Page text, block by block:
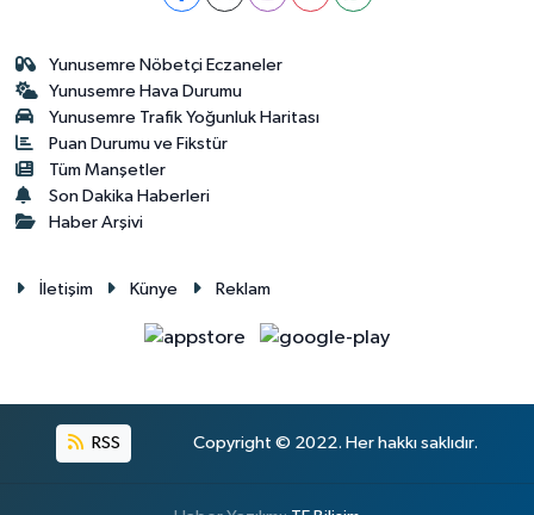
Yunusemre Nöbetçi Eczaneler
Yunusemre Hava Durumu
Yunusemre Trafik Yoğunluk Haritası
Puan Durumu ve Fikstür
Tüm Manşetler
Son Dakika Haberleri
Haber Arşivi
İletişim Künye Reklam
RSS Copyright © 2022. Her hakkı saklıdır.